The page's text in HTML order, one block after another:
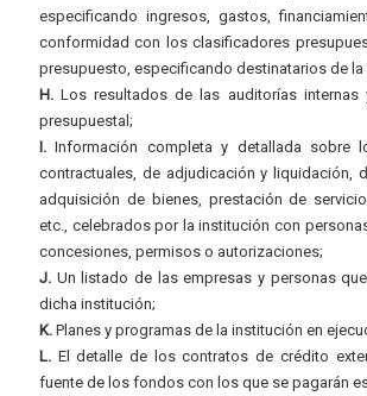
especificando ingresos, gastos,
conformidad con los clasificadores
presupuesto, especificando destinatarios de
H. Los resultados de las auditorías internas
presupuestal;
I. Información completa y detallada sobre
contractuales, de adjudicación y liquidación,
adquisición de bienes, prestación de
etc., celebrados por la institución con
concesiones, permisos o autorizaciones;
J. Un listado de las empresas y personas
dicha institución;
K. Planes y programas de la institución en
L. El detalle de los contratos de crédito
fuente de los fondos con los que se pagarán